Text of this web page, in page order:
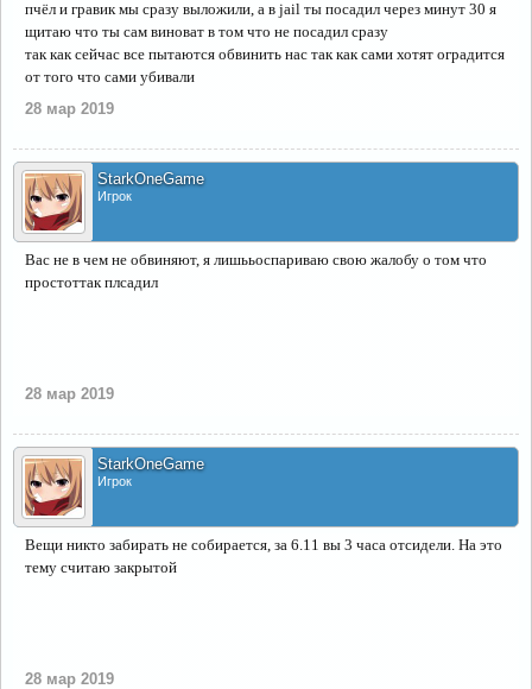
пчёл и гравик мы сразу выложили, а в jail ты посадил через минут 30 я
щитаю что ты сам виноват в том что не посадил сразу
так как сейчас все пытаются обвинить нас так как сами хотят оградится
от того что сами убивали
28 мар 2019
StarkOneGame
Игрок
Вас не в чем не обвиняют, я лишььоспариваю свою жалобу о том что
простоттак плсадил
28 мар 2019
StarkOneGame
Игрок
Вещи никто забирать не собирается, за 6.11 вы 3 часа отсидели. На это
тему считаю закрытой
28 мар 2019